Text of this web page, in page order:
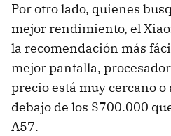
Por otro lado, quienes
mejor rendimiento, el
la recomendación más
mejor pantalla,
precio está muy cercano o
debajo de los $700.000
A57.